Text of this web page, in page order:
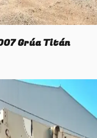
Grúa Titán